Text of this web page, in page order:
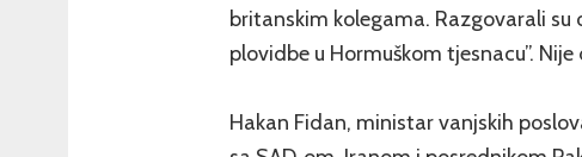
britanskim kolegama. Razgovarali
plovidbe u Hormuškom tjesnacu”.
Hakan Fidan, ministar vanjskih